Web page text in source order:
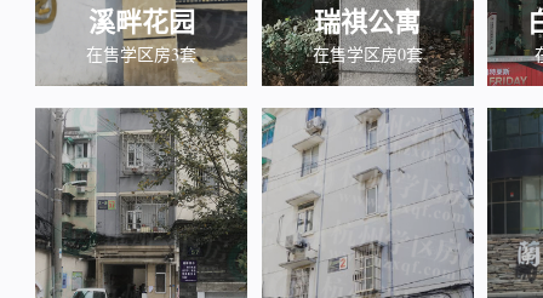
溪畔花园
在售学区房3套
瑞祺公寓
在售学区房0套